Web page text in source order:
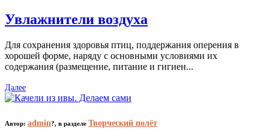
Увлажнители воздуха
Для сохранения здоровья птиц, поддержания оперения в
хорошей форме, наряду с основными условиями их
содержания (размещение, питание и гигиен...
Далее
Автор: admin?, в разделе Творческий полёт